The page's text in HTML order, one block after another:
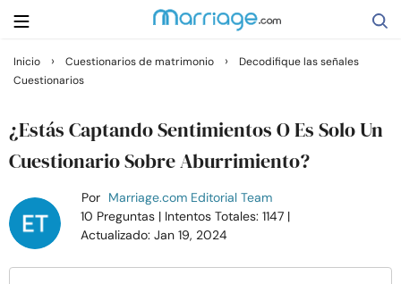
Buscar
Casarse
Relaciones
Familia
Inicio › Cuestionarios de matrimonio ›
Decodifique las señales
Cuestionarios
¿Estás Captando Sentimientos O Es Solo Un
Cuestionario Sobre Aburrimiento?
Por Marriage.com Editorial Team
10 Preguntas | Intentos Totales: 1147 |
Actualizado: Jan 19, 2024